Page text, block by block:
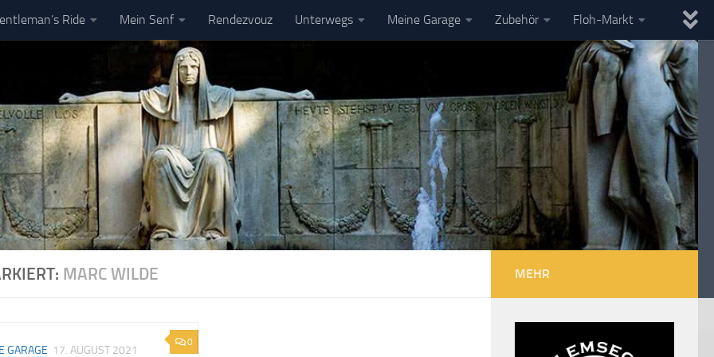
Ride Mein Senf Rendezvouz Unterwegs Meine Garage Zubehör Floh-Markt
MARC WILDE
0
GARAGE 17. AUGUST 2021
MEHR